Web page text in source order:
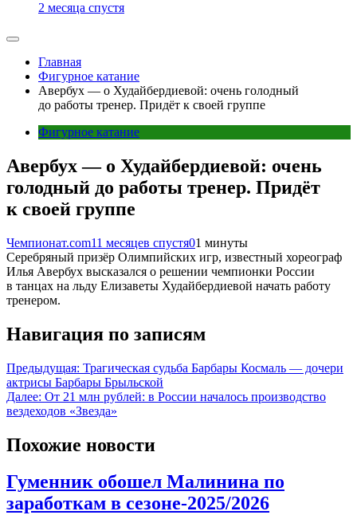
2 месяца спустя
Главная
Фигурное катание
Авербух — о Худайбердиевой: очень голодный
до работы тренер. Придёт к своей группе
Фигурное катание
Авербух — о Худайбердиевой: очень
голодный до работы тренер. Придёт
к своей группе
Чемпионат.com11 месяцев спустя01 минуты
Серебряный призёр Олимпийских игр, известный хореограф
Илья Авербух высказался о решении чемпионки России
в танцах на льду Елизаветы Худайбердиевой начать работу
тренером.
Навигация по записям
Предыдущая: Трагическая судьба Барбары Космаль — дочери
актрисы Барбары Брыльской
Далее: От 21 млн рублей: в России началось производство
вездеходов «Звезда»
Похожие новости
Гуменник обошел Малинина по
заработкам в сезоне-2025/2026